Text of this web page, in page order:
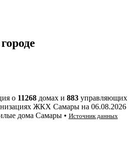
о 11268 домах и 883 управляющих
ЖКХ Самары на 06.08.2026
дома Самары • Источник данных